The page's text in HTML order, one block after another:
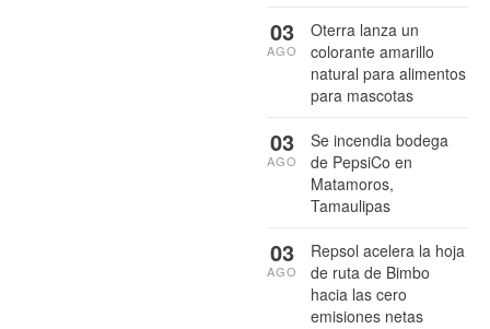
Oterra lanza un
colorante amarillo
natural para alimentos
para mascotas
03
AGO
Se incendia bodega
de PepsiCo en
Matamoros,
Tamaulipas
03
AGO
Repsol acelera la hoja
de ruta de Bimbo
hacia las cero
emisiones netas
03
AGO